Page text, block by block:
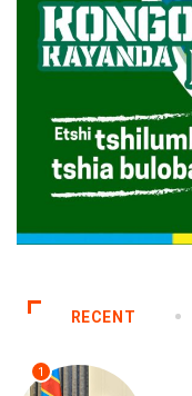
RECENT
1